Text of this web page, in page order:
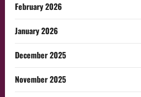
February 2026
January 2026
December 2025
November 2025